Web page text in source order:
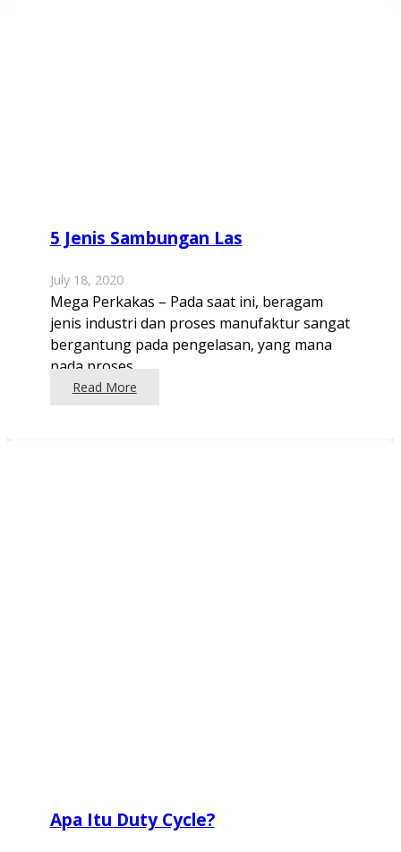
5 Jenis Sambungan Las
July 18, 2020
Mega Perkakas – Pada saat ini, beragam
jenis industri dan proses manufaktur sangat
bergantung pada pengelasan, yang mana
pada proses…
Read More
Apa Itu Duty Cycle?